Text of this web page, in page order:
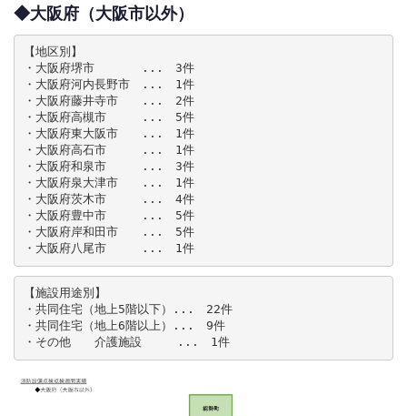
◆大阪府（大阪市以外）
【地区別】
・大阪府堺市　　　　...　3件
・大阪府河内長野市　...　1件
・大阪府藤井寺市　　...　2件
・大阪府高槻市　　　...　5件
・大阪府東大阪市　　...　1件
・大阪府高石市　　　...　1件
・大阪府和泉市　　　...　3件
・大阪府泉大津市　　...　1件
・大阪府茨木市　　　...　4件
・大阪府豊中市　　　...　5件
・大阪府岸和田市　　...　5件
・大阪府八尾市　　　...　1件
【施設用途別】
・共同住宅（地上5階以下）...　22件
・共同住宅（地上6階以上）...　9件
・その他　　介護施設　　　...　1件